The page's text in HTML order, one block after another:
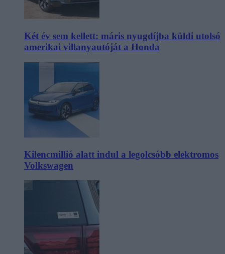
Két év sem kellett: máris nyugdíjba küldi utolsó
amerikai villanyautóját a Honda
Kilencmillió alatt indul a legolcsóbb elektromos
Volkswagen